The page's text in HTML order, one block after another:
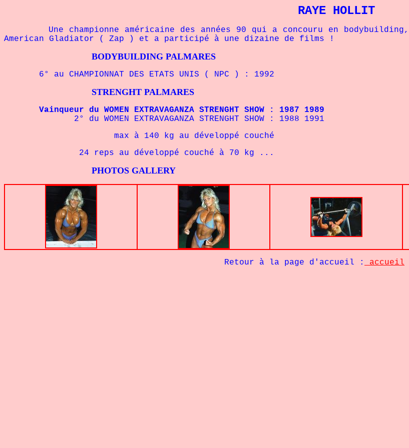
RAYE HOLLIT
Une championne américaine des années 90 qui a concouru en
American Gladiator ( Zap ) et a participé à une dizaine de films !
BODYBUILDING PALMARES
6° au CHAMPIONNAT DES ETATS UNIS ( NPC ) : 1992
STRENGHT PALMARES
Vainqueur du WOMEN EXTRAVAGANZA STRENGHT SHOW : 1987 1989
2° du WOMEN EXTRAVAGANZA STRENGHT SHOW : 1988 1991
max à 140 kg au développé couché
24 reps au développé couché à 70 kg ...
PHOTOS GALLERY
Retour à la page d'accueil : accueil